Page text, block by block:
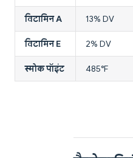
विटामिन A 13% DV
विटामिन E 2% DV
स्मोक पॉइंट 485°F